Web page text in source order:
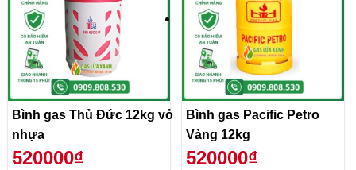
Bình gas Thủ Đức 12kg vỏ
nhựa
520000₫
Bình gas Pacific Petro
Vàng 12kg
520000₫